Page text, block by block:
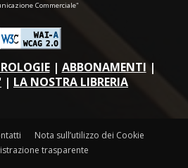
Commerciale"
| ABBONAMENTI |
| LA NOSTRA LIBRERIA
Nota sull’utilizzo dei Cookie
trasparente